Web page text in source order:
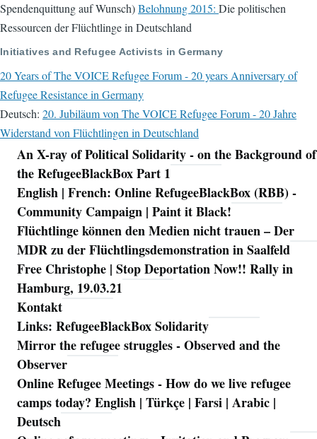
Spendenquittung auf Wunsch)Belohnung 2015: Die politischen
Ressourcen der Flüchtlinge in Deutschland
Initiatives and Refugee Activists in Germany
20 Years of The VOICE Refugee Forum - 20 years Anniversary of
Refugee Resistance in Germany
Deutsch: 20. Jubiläum von The VOICE Refugee Forum - 20 Jahre
Widerstand von Flüchtlingen in Deutschland
Navigation
An X-ray of Political Solidarity - on the Background of
the RefugeeBlackBox Part 1
English | French: Online RefugeeBlackBox (RBB) -
Community Campaign | Paint it Black!
Flüchtlinge können den Medien nicht trauen – Der
MDR zu der Flüchtlingsdemonstration in Saalfeld
Free Christophe | Stop Deportation Now!! Rally in
Hamburg, 19.03.21
Kontakt
Links: RefugeeBlackBox Solidarity
Mirror the refugee struggles - Observed and the
Observer
Online Refugee Meetings - How do we live refugee
camps today? English | Türkçe | Farsi | Arabic |
Deutsch